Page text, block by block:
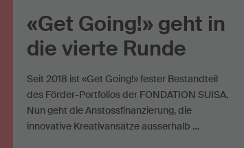
«Get Going!» geht in
die vierte Runde
Seit 2018 ist «Get Going!» fester Bestandteil
des Förder-Portfolios der FONDATION SUISA.
Nun geht die Anstossfinanzierung, die
innovative Kreativansätze ausserhalb …